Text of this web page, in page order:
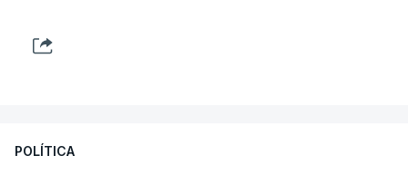
POLÍTICA